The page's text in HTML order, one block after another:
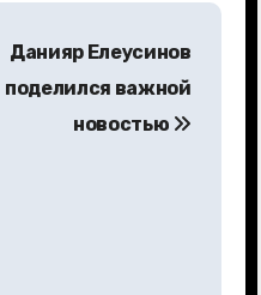
Данияр Елеусинов
поделился важной
новостью